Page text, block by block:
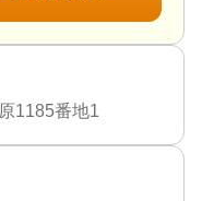
1185番地1